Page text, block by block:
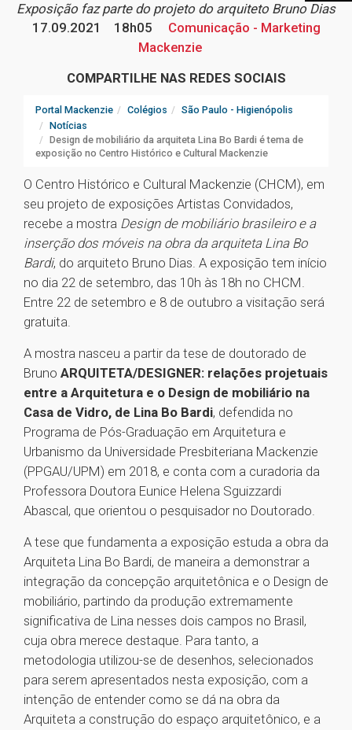
Exposição faz parte do projeto do arquiteto Bruno Dias
17.09.2021
18h05
Comunicação - Marketing
Mackenzie
COMPARTILHE NAS REDES SOCIAIS
Portal Mackenzie Colégios
São Paulo - Higienópolis
Notícias
Design de mobiliário da arquiteta Lina Bo Bardi é tema de
exposição no Centro Histórico e Cultural Mackenzie
O Centro Histórico e Cultural Mackenzie (CHCM), em
seu projeto de exposições Artistas Convidados,
recebe a mostra Design de mobiliário brasileiro e a
inserção dos móveis na obra da arquiteta Lina Bo
Bardi, do arquiteto Bruno Dias. A exposição tem início
no dia 22 de setembro, das 10h às 18h no CHCM.
Entre 22 de setembro e 8 de outubro a visitação será
gratuita.
A mostra nasceu a partir da tese de doutorado de
Bruno ARQUITETA/DESIGNER: relações projetuais
entre a Arquitetura e o Design de mobiliário na
Casa de Vidro, de Lina Bo Bardi, defendida no
Programa de Pós-Graduação em Arquitetura e
Urbanismo da Universidade Presbiteriana Mackenzie
(PPGAU/UPM) em 2018, e conta com a curadoria da
Professora Doutora Eunice Helena Sguizzardi
Abascal, que orientou o pesquisador no Doutorado.
A tese que fundamenta a exposição estuda a obra da
Arquiteta Lina Bo Bardi, de maneira a demonstrar a
integração da concepção arquitetônica e o Design de
mobiliário, partindo da produção extremamente
significativa de Lina nesses dois campos no Brasil,
cuja obra merece destaque. Para tanto, a
metodologia utilizou-se de desenhos, selecionados
para serem apresentados nesta exposição, com a
intenção de entender como se dá na obra da
Arquiteta a construção do espaço arquitetônico, e a